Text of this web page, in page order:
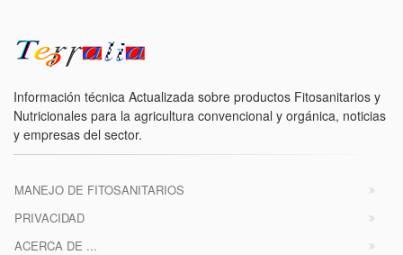
Información técnica Actualizada sobre productos Fitosanitarios y
Nutricionales para la agricultura convencional y orgánica, noticias
y empresas del sector.
MANEJO DE FITOSANITARIOS
PRIVACIDAD
ACERCA DE ...